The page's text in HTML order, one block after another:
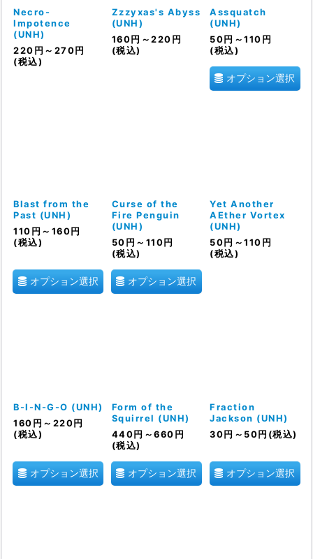
Necro-
Impotence
(UNH)
220 円 ～270 円
(税込)
Zzzyxas's Abyss
(UNH)
160 円 ～220 円
(税込)
Assquatch
(UNH)
50 円 ～110 円
(税込)
オプション選択
Blast from the
Past (UNH)
110 円 ～160 円
(税込)
オプション選択
Curse of the
Fire Penguin
(UNH)
50 円 ～110 円
(税込)
オプション選択
Yet Another
AEther Vortex
(UNH)
50 円 ～110 円
(税込)
B-I-N-G-O (UNH)
160 円 ～220 円
(税込)
オプション選択
Form of the
Squirrel (UNH)
440 円 ～660 円
(税込)
オプション選択
Fraction
Jackson (UNH)
30 円 ～50 円 (税込)
オプション選択